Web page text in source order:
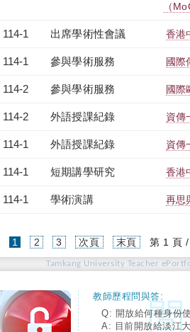
（
114-1 出席學術性會議 香港
114-1 參與學術服務 國際
114-2 參與學術服務 國際
114-2 外語授課紀錄 資傳
114-1 外語授課紀錄 資傳
114-1 短期講學研究 香港
114-1 學術演講 再思
1 (current)
2 3 次頁 末頁 第 1 頁
Tamkang University Teacher
教師歷程問與答:
Q: 開放給何種身份
A: 目前開放給淡江